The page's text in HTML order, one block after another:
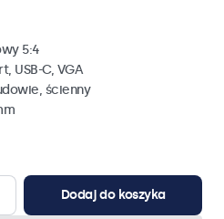
5:4
USB-C, VGA
ścienny
Dodaj do koszyka